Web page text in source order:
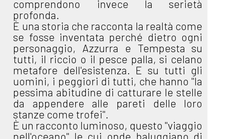
comprendono invece la serietà
profonda.
È una storia che racconta la realtà come
se fosse inventata perché dietro ogni
personaggio, Azzurra e Tempesta su
tutti, il riccio o il pesce palla, si celano
metafore dell'esistenza. E su tutti gli
uomini, i peggiori di tutti, che hanno "la
pessima abitudine di catturare le stelle
da appendere alle pareti delle loro
stanze come trofei".
È un racconto luminoso, questo "viaggio
nell'oceano" le cui onde baluggiano di